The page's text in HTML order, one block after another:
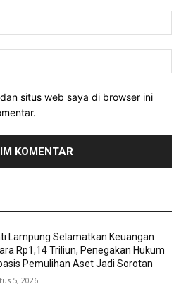
situs web saya di browser ini
Lampung Selamatkan Keuangan
Rp1,14 Triliun, Penegakan Hukum
Pemulihan Aset Jadi Sorotan
5, 2026